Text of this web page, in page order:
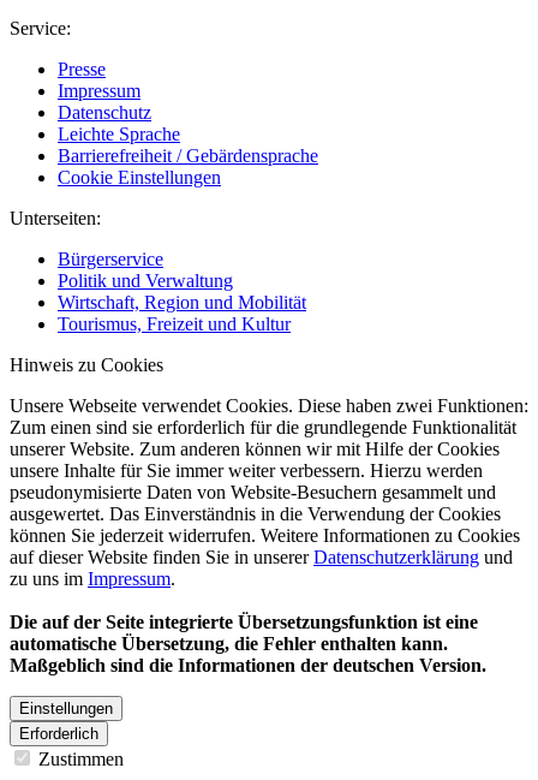
Service:
Presse
Impressum
Datenschutz
Leichte Sprache
Barrierefreiheit / Gebärdensprache
Cookie Einstellungen
Unterseiten:
Bürgerservice
Politik und Verwaltung
Wirtschaft, Region und Mobilität
Tourismus, Freizeit und Kultur
Hinweis zu Cookies
Unsere Webseite verwendet Cookies. Diese haben zwei Funktionen:
Zum einen sind sie erforderlich für die grundlegende Funktionalität
unserer Website. Zum anderen können wir mit Hilfe der Cookies
unsere Inhalte für Sie immer weiter verbessern. Hierzu werden
pseudonymisierte Daten von Website-Besuchern gesammelt und
ausgewertet. Das Einverständnis in die Verwendung der Cookies
können Sie jederzeit widerrufen. Weitere Informationen zu Cookies
auf dieser Website finden Sie in unsererDatenschutzerklärung und
zu uns im Impressum.
Die auf der Seite integrierte Übersetzungsfunktion ist eine
automatische Übersetzung, die Fehler enthalten kann.
Maßgeblich sind die Informationen der deutschen Version.
Einstellungen
Erforderlich
Zustimmen